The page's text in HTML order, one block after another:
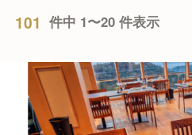
101 件中 1〜20 件表示